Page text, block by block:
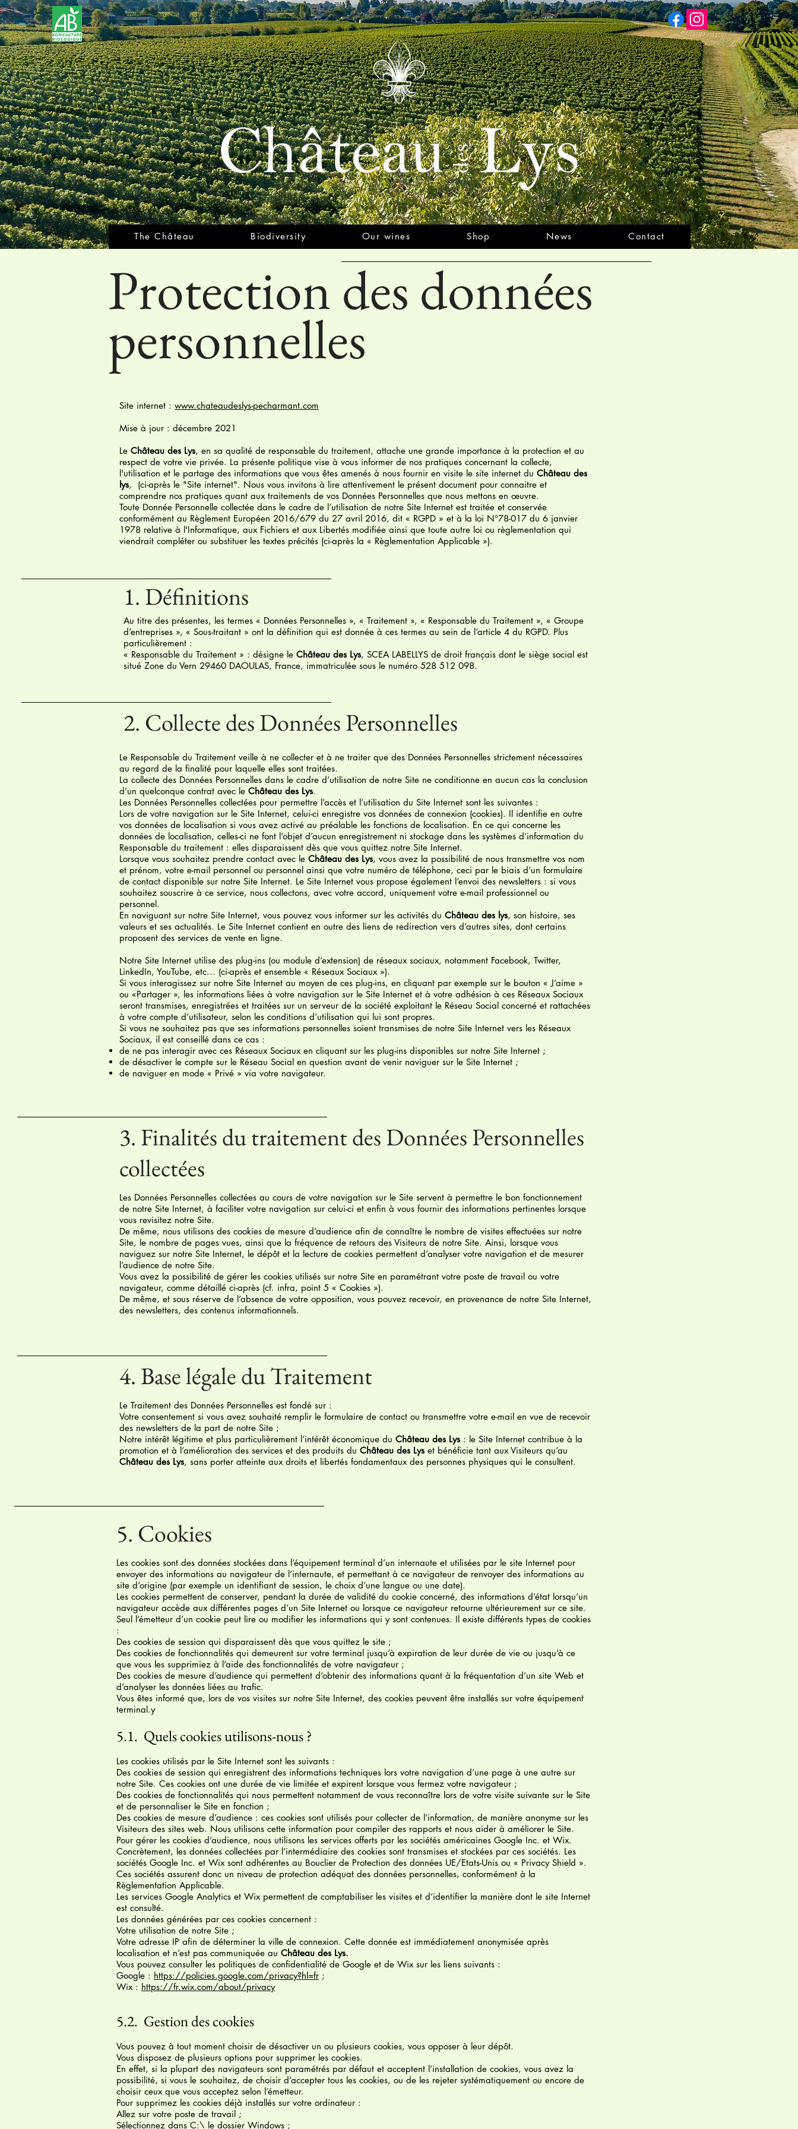
The Château Biodiversity Our wines Shop News Contact
Protection des données
personnelles
Site internet : www.chateaudeslys-pecharmant.com
Mise à jour : décembre 2021
Le Château des Lys, en sa qualité de responsable du traitement, attache une grande importance à la protection et au
respect de votre vie privée. La présente politique vise à vous informer de nos pratiques concernant la collecte,
l'utilisation et le partage des informations que vous êtes amenés à nous fournir en visite le site internet du Château des
lys, (ci-après le "Site internet". Nous vous invitons à lire attentivement le présent document pour connaitre et
comprendre nos pratiques quant aux traitements de vos Données Personnelles que nous mettons en œuvre.
Toute Donnée Personnelle collectée dans le cadre de l’utilisation de notre Site Internet est traitée et conservée
conformément au Règlement Européen 2016/679 du 27 avril 2016, dit « RGPD » et à la loi N°78-017 du 6 janvier
1978 relative à l'Informatique, aux Fichiers et aux Libertés modifiée ainsi que toute autre loi ou règlementation qui
viendrait compléter ou substituer les textes précités (ci-après la « Règlementation Applicable »).
1. Définitions
Au titre des présentes, les termes « Données Personnelles », « Traitement », « Responsable du Traitement », « Groupe
d’entreprises », « Sous-traitant » ont la définition qui est donnée à ces termes au sein de l’article 4 du RGPD. Plus
particulièrement :
« Responsable du Traitement » : désigne le Château des Lys, SCEA LABELLYS de droit français dont le siège social est
situé Zone du Vern 29460 DAOULAS, France, immatriculée sous le numéro 528 512 098.
2. Collecte des Données Personnelles
Le Responsable du Traitement veille à ne collecter et à ne traiter que des Données Personnelles strictement nécessaires
au regard de la finalité pour laquelle elles sont traitées.
La collecte des Données Personnelles dans le cadre d’utilisation de notre Site ne conditionne en aucun cas la conclusion
d’un quelconque contrat avec le Château des Lys.
Les Données Personnelles collectées pour permettre l’accès et l’utilisation du Site Internet sont les suivantes :
Lors de votre navigation sur le Site Internet, celui-ci enregistre vos données de connexion (cookies). Il identifie en outre
vos données de localisation si vous avez activé au préalable les fonctions de localisation. En ce qui concerne les
données de localisation, celles-ci ne font l’objet d’aucun enregistrement ni stockage dans les systèmes d’information du
Responsable du traitement : elles disparaissent dès que vous quittez notre Site Internet.
Lorsque vous souhaitez prendre contact avec le Château des Lys, vous avez la possibilité de nous transmettre vos nom
et prénom, votre e-mail personnel ou personnel ainsi que votre numéro de téléphone, ceci par le biais d’un formulaire
de contact disponible sur notre Site Internet. Le Site Internet vous propose également l’envoi des newsletters : si vous
souhaitez souscrire à ce service, nous collectons, avec votre accord, uniquement votre e-mail professionnel ou
personnel.
En naviguant sur notre Site Internet, vous pouvez vous informer sur les activités du Château des lys, son histoire, ses
valeurs et ses actualités. Le Site Internet contient en outre des liens de redirection vers d’autres sites, dont certains
proposent des services de vente en ligne.
Notre Site Internet utilise des plug-ins (ou module d’extension) de réseaux sociaux, notamment Facebook, Twitter,
LinkedIn, YouTube, etc... (ci-après et ensemble « Réseaux Sociaux »).
Si vous interagissez sur notre Site Internet au moyen de ces plug-ins, en cliquant par exemple sur le bouton « J’aime »
ou «Partager », les informations liées à votre navigation sur le Site Internet et à votre adhésion à ces Réseaux Sociaux
seront transmises, enregistrées et traitées sur un serveur de la société exploitant le Réseau Social concerné et rattachées
à votre compte d’utilisateur, selon les conditions d’utilisation qui lui sont propres.
Si vous ne souhaitez pas que ses informations personnelles soient transmises de notre Site Internet vers les Réseaux
Sociaux, il est conseillé dans ce cas :
de ne pas interagir avec ces Réseaux Sociaux en cliquant sur les plug-ins disponibles sur notre Site Internet ;
de désactiver le compte sur le Réseau Social en question avant de venir naviguer sur le Site Internet ;
de naviguer en mode « Privé » via votre navigateur.
3. Finalités du traitement des Données Personnelles
collectées
Les Données Personnelles collectées au cours de votre navigation sur le Site servent à permettre le bon fonctionnement
de notre Site Internet, à faciliter votre navigation sur celui-ci et enfin à vous fournir des informations pertinentes lorsque
vous revisitez notre Site.
De même, nous utilisons des cookies de mesure d’audience afin de connaître le nombre de visites effectuées sur notre
Site, le nombre de pages vues, ainsi que la fréquence de retours des Visiteurs de notre Site. Ainsi, lorsque vous
naviguez sur notre Site Internet, le dépôt et la lecture de cookies permettent d’analyser votre navigation et de mesurer
l’audience de notre Site.
Vous avez la possibilité de gérer les cookies utilisés sur notre Site en paramétrant votre poste de travail ou votre
navigateur, comme détaillé ci-après (cf. infra, point 5 « Cookies »).
De même, et sous réserve de l’absence de votre opposition, vous pouvez recevoir, en provenance de notre Site Internet,
des newsletters, des contenus informationnels.
4. Base légale du Traitement
Le Traitement des Données Personnelles est fondé sur :
Votre consentement si vous avez souhaité remplir le formulaire de contact ou transmettre votre e-mail en vue de recevoir
des newsletters de la part de notre Site ;
Notre intérêt légitime et plus particulièrement l’intérêt économique du Château des Lys : le Site Internet contribue à la
promotion et à l’amélioration des services et des produits du Château des Lys et bénéficie tant aux Visiteurs qu’au
Château des Lys, sans porter atteinte aux droits et libertés fondamentaux des personnes physiques qui le consultent.
5. Cookies
Les cookies sont des données stockées dans l’équipement terminal d’un internaute et utilisées par le site Internet pour
envoyer des informations au navigateur de l’internaute, et permettant à ce navigateur de renvoyer des informations au
site d’origine (par exemple un identifiant de session, le choix d’une langue ou une date).
Les cookies permettent de conserver, pendant la durée de validité du cookie concerné, des informations d’état lorsqu’un
navigateur accède aux différentes pages d’un Site Internet ou lorsque ce navigateur retourne ultérieurement sur ce site.
Seul l’émetteur d’un cookie peut lire ou modifier les informations qui y sont contenues. Il existe différents types de cookies
:
Des cookies de session qui disparaissent dès que vous quittez le site ;
Des cookies de fonctionnalités qui demeurent sur votre terminal jusqu’à expiration de leur durée de vie ou jusqu’à ce
que vous les supprimiez à l’aide des fonctionnalités de votre navigateur ;
Des cookies de mesure d’audience qui permettent d’obtenir des informations quant à la fréquentation d’un site Web et
d’analyser les données liées au trafic.
Vous êtes informé que, lors de vos visites sur notre Site Internet, des cookies peuvent être installés sur votre équipement
terminal.y
5.1. Quels cookies utilisons-nous ?
Les cookies utilisés par le Site Internet sont les suivants :
Des cookies de session qui enregistrent des informations techniques lors votre navigation d’une page à une autre sur
notre Site. Ces cookies ont une durée de vie limitée et expirent lorsque vous fermez votre navigateur ;
Des cookies de fonctionnalités qui nous permettent notamment de vous reconnaître lors de votre visite suivante sur le Site
et de personnaliser le Site en fonction ;
Des cookies de mesure d’audience : ces cookies sont utilisés pour collecter de l’information, de manière anonyme sur les
Visiteurs des sites web. Nous utilisons cette information pour compiler des rapports et nous aider à améliorer le Site.
Pour gérer les cookies d’audience, nous utilisons les services offerts par les sociétés américaines Google Inc. et Wix.
Concrètement, les données collectées par l’intermédiaire des cookies sont transmises et stockées par ces sociétés. Les
sociétés Google Inc. et Wix sont adhérentes au Bouclier de Protection des données UE/Etats-Unis ou « Privacy Shield ».
Ces sociétés assurent donc un niveau de protection adéquat des données personnelles, conformément à la
Règlementation Applicable.
Les services Google Analytics et Wix permettent de comptabiliser les visites et d’identifier la manière dont le site Internet
est consulté.
Les données générées par ces cookies concernent :
Votre utilisation de notre Site ;
Votre adresse IP afin de déterminer la ville de connexion. Cette donnée est immédiatement anonymisée après
localisation et n’est pas communiquée au Château des Lys.
Vous pouvez consulter les politiques de confidentialité de Google et de Wix sur les liens suivants :
Google : https://policies.google.com/privacy?hl=fr ;
Wix : https://fr.wix.com/about/privacy
5.2. Gestion des cookies
Vous pouvez à tout moment choisir de désactiver un ou plusieurs cookies, vous opposer à leur dépôt.
Vous disposez de plusieurs options pour supprimer les cookies.
En effet, si la plupart des navigateurs sont paramétrés par défaut et acceptent l’installation de cookies, vous avez la
possibilité, si vous le souhaitez, de choisir d’accepter tous les cookies, ou de les rejeter systématiquement ou encore de
choisir ceux que vous acceptez selon l’émetteur.
Pour supprimez les cookies déjà installés sur votre ordinateur :
Allez sur votre poste de travail ;
Sélectionnez dans C:\ le dossier Windows ;